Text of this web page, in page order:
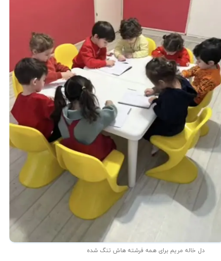
دل خاله مریم برای همه فرشته هاش تنگ شده